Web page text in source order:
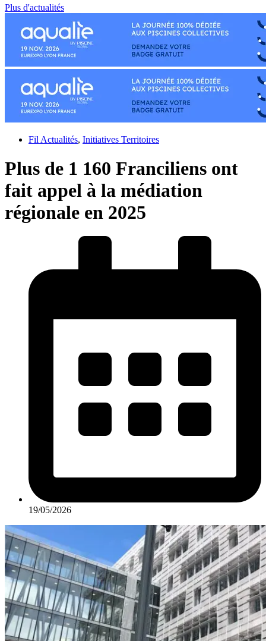
Plus d'actualités
Fil Actualités, Initiatives Territoires
Plus de 1 160 Franciliens ont
fait appel à la médiation
régionale en 2025
19/05/2026